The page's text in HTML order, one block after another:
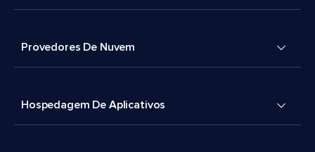
Provedores De Nuvem
Hospedagem De Aplicativos